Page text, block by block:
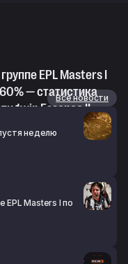
EPL Masters I
— статистика
1win Essence II
Все новости
неделю
EPL Masters I по